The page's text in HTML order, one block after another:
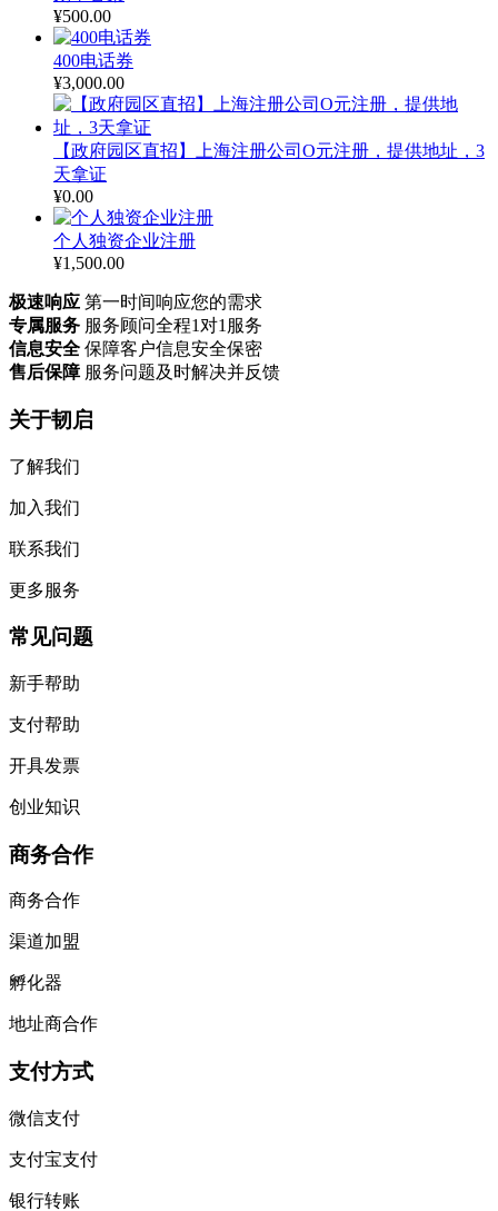
¥500.00
400电话券
¥3,000.00
【政府园区直招】上海注册公司O元注册，提供地址，3
天拿证
¥0.00
个人独资企业注册
¥1,500.00
极速响应 第一时间响应您的需求
专属服务 服务顾问全程1对1服务
信息安全 保障客户信息安全保密
售后保障 服务问题及时解决并反馈
关于韧启
了解我们
加入我们
联系我们
更多服务
常见问题
新手帮助
支付帮助
开具发票
创业知识
商务合作
商务合作
渠道加盟
孵化器
地址商合作
支付方式
微信支付
支付宝支付
银行转账